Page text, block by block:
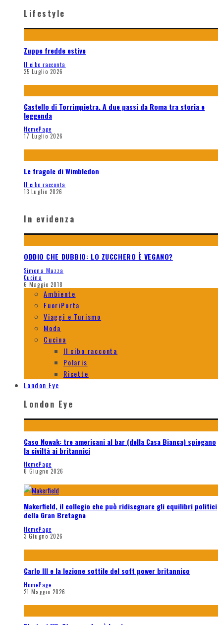
Lifestyle
Zuppe fredde estive
Il cibo racconta
25 Luglio 2026
Castello di Torrimpietra. A due passi da Roma tra storia e
leggenda
HomePage
17 Luglio 2026
Le fragole di Wimbledon
Il cibo racconta
13 Luglio 2026
In evidenza
ODDIO CHE DUBBIO: LO ZUCCHERO È VEGANO?
Simona Mazza
Cucina
6 Maggio 2018
Ambiente
FuoriPorta
Viaggi e Turismo
Moda
Cucina
Il cibo racconta
Polaris
Ricette
London Eye
London Eye
Caso Nowak: tre americani al bar (della Casa Bianca) spiegano
la civiltà ai britannici
HomePage
6 Giugno 2026
Makerfield, il collegio che può ridisegnare gli equilibri politici
della Gran Bretagna
HomePage
3 Giugno 2026
Carlo III e la lezione sottile del soft power britannico
HomePage
21 Maggio 2026